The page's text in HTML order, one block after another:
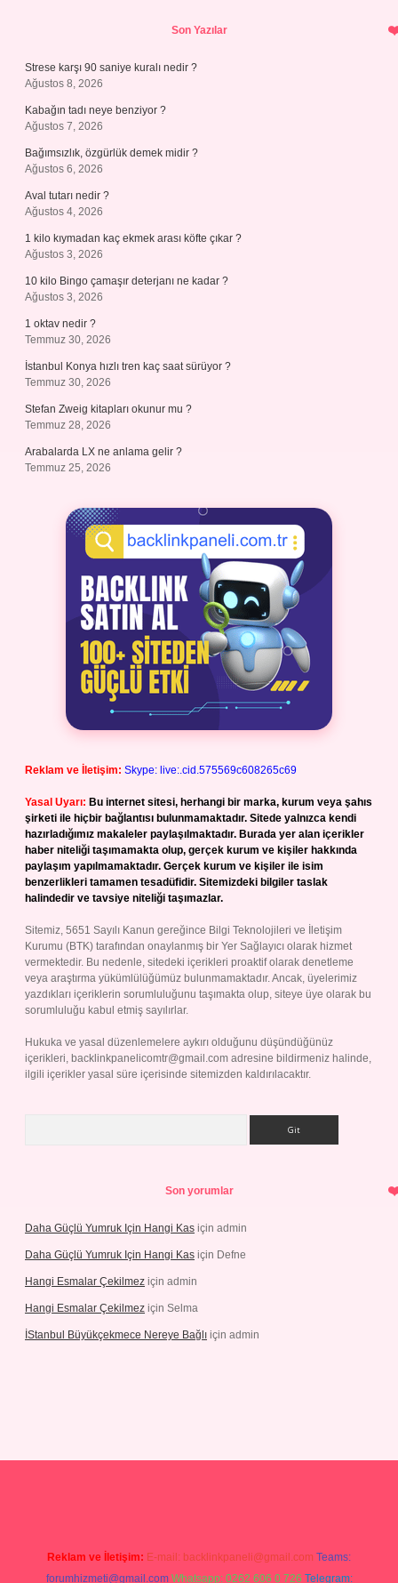
Son Yazılar
Strese karşı 90 saniye kuralı nedir ?
Ağustos 8, 2026
Kabağın tadı neye benziyor ?
Ağustos 7, 2026
Bağımsızlık, özgürlük demek midir ?
Ağustos 6, 2026
Aval tutarı nedir ?
Ağustos 4, 2026
1 kilo kıymadan kaç ekmek arası köfte çıkar ?
Ağustos 3, 2026
10 kilo Bingo çamaşır deterjanı ne kadar ?
Ağustos 3, 2026
1 oktav nedir ?
Temmuz 30, 2026
İstanbul Konya hızlı tren kaç saat sürüyor ?
Temmuz 30, 2026
Stefan Zweig kitapları okunur mu ?
Temmuz 28, 2026
Arabalarda LX ne anlama gelir ?
Temmuz 25, 2026
Reklam ve İletişim: Skype: live:.cid.575569c608265c69
Yasal Uyarı: Bu internet sitesi, herhangi bir marka, kurum veya şahıs
şirketi ile hiçbir bağlantısı bulunmamaktadır. Sitede yalnızca kendi
hazırladığımız makaleler paylaşılmaktadır. Burada yer alan içerikler
haber niteliği taşımamakta olup, gerçek kurum ve kişiler hakkında
paylaşım yapılmamaktadır. Gerçek kurum ve kişiler ile isim
benzerlikleri tamamen tesadüfidir. Sitemizdeki bilgiler taslak
halindedir ve tavsiye niteliği taşımazlar.
Sitemiz, 5651 Sayılı Kanun gereğince Bilgi Teknolojileri ve İletişim
Kurumu (BTK) tarafından onaylanmış bir Yer Sağlayıcı olarak hizmet
vermektedir. Bu nedenle, sitedeki içerikleri proaktif olarak denetleme
veya araştırma yükümlülüğümüz bulunmamaktadır. Ancak, üyelerimiz
yazdıkları içeriklerin sorumluluğunu taşımakta olup, siteye üye olarak bu
sorumluluğu kabul etmiş sayılırlar.
Hukuka ve yasal düzenlemelere aykırı olduğunu düşündüğünüz
içerikleri, backlinkpanelicomtr@gmail.com adresine bildirmeniz halinde,
ilgili içerikler yasal süre içerisinde sitemizden kaldırılacaktır.
Son yorumlar
Daha Güçlü Yumruk Için Hangi Kas için admin
Daha Güçlü Yumruk Için Hangi Kas için Defne
Hangi Esmalar Çekilmez için admin
Hangi Esmalar Çekilmez için Selma
İStanbul Büyükçekmece Nereye Bağlı için admin
Reklam ve İletişim: E-mail: backlinkpaneli@gmail.com Teams:
forumhizmeti@gmail.com Whatsapp: 0262 606 0 726 Telegram: